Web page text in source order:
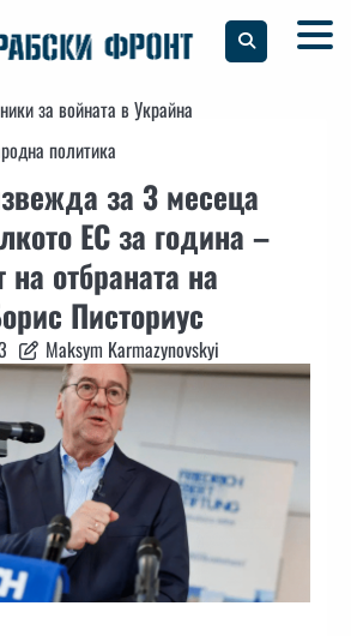
за войната в Украйна
политика
за 3 месеца
ЕС за година –
отбраната на
Писториус
Maksym Karmazynovskyi